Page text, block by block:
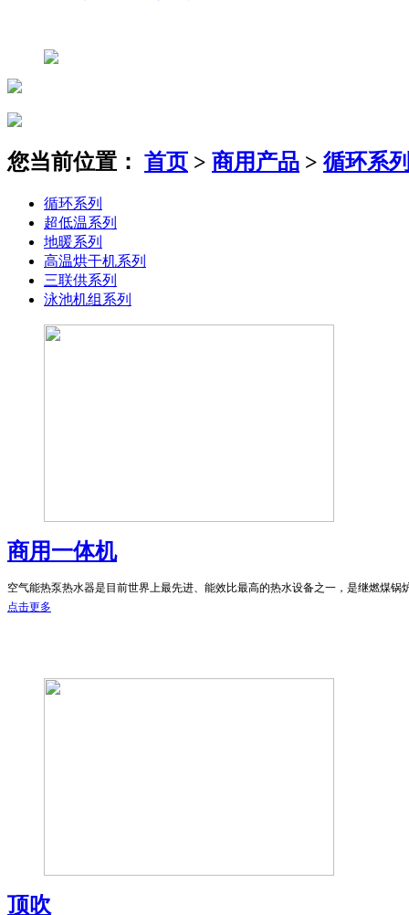
您当前位置： 首页 > 商用产品 > 循环系
循环系列
超低温系列
地暖系列
高温烘干机系列
三联供系列
泳池机组系列
商用一体机
空气能热泵热水器是目前世界上最先进、能效比最高的热水设备之一，是继燃煤锅
点击更多
顶吹